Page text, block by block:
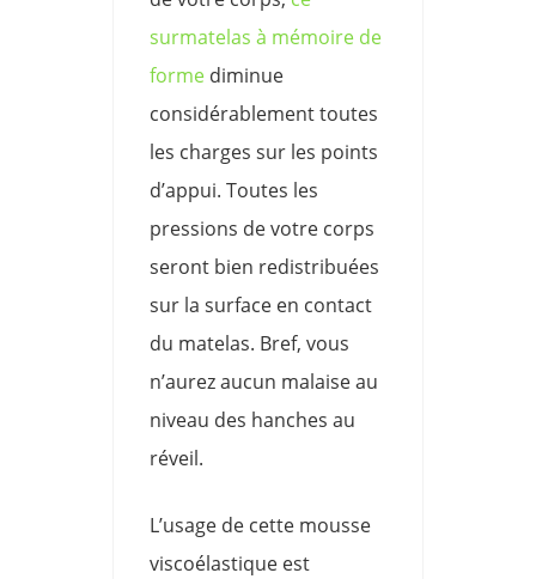
surmatelas à mémoire de
forme diminue
considérablement toutes
les charges sur les points
d’appui. Toutes les
pressions de votre corps
seront bien redistribuées
sur la surface en contact
du matelas. Bref, vous
n’aurez aucun malaise au
niveau des hanches au
réveil.
L’usage de cette mousse
viscoélastique est